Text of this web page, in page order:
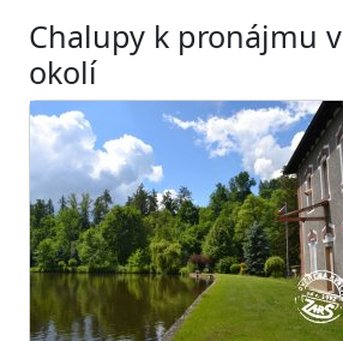
Chalupy k pronájmu v
okolí